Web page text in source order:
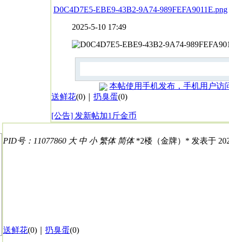
D0C4D7E5-EBE9-43B2-9A74-989FEFA9011E.png
2025-5-10 17:49
本帖使用手机发布，手机用户访
送鲜花(0)｜ 扔臭蛋(0)
[公告] 发新帖加1斤金币
PID号：11077860 大 中 小 繁体 简体*2楼（金牌） * 发表于
送鲜花(0)｜ 扔臭蛋(0)